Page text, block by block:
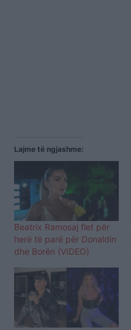
Lajme të ngjashme:
Beatrix Ramosaj flet për
herë të parë për Donaldin
dhe Borën (VIDEO)